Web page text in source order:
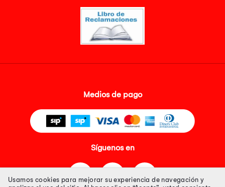
Medios de pago
Síguenos en
Usamos cookies para mejorar su experiencia de navegación y